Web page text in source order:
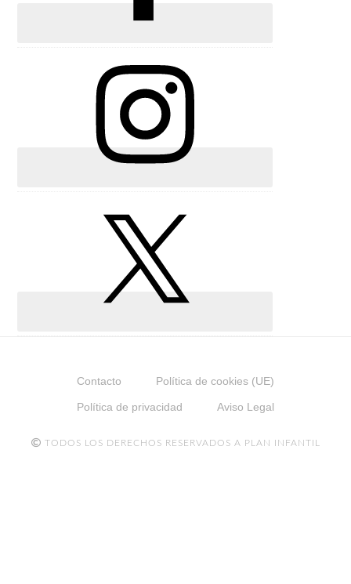
Contacto Política de cookies (UE)
Política de privacidad Aviso Legal
TODOS LOS DERECHOS RESERVADOS A PLAN INFANTIL